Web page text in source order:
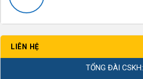
LIÊN HỆ
TỔNG ĐÀI CSKH: